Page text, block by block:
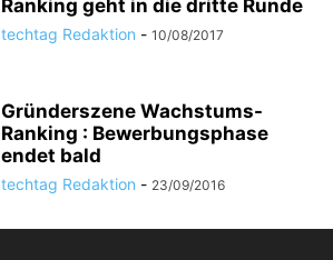
Ranking geht in die dritte Runde
techtag Redaktion - 10/08/2017
Gründerszene Wachstums-
Ranking : Bewerbungsphase
endet bald
techtag Redaktion - 23/09/2016